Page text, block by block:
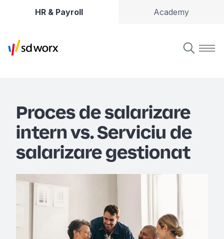
HR & Payroll Academy
Proces de salarizare
intern vs. Serviciu de
salarizare gestionat